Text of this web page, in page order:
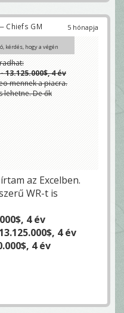
5 hónapja
Chiefs GM
kérdés, hogy a végén
vár
13.125.000$, 4 év
mennek a piacra.
lehetne. De ők
az Excelben.
WR-t is
4 év
4 év
4 év